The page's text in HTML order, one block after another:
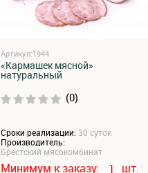
Артикул:1944
«Кармашек мясной»
натуральный
(0)
Сроки реализации: 30 суток
Производитель:
Брестский мясокомбинат
Минимум к заказу: 1 шт.